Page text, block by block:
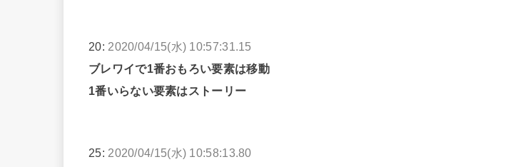
20: 2020/04/15(水) 10:57:31.15
ブレワイで1番おもろい要素は移動
1番いらない要素はストーリー
25: 2020/04/15(水) 10:58:13.80